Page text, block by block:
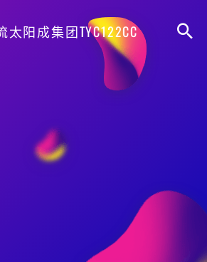
太阳成集团TYC122CC